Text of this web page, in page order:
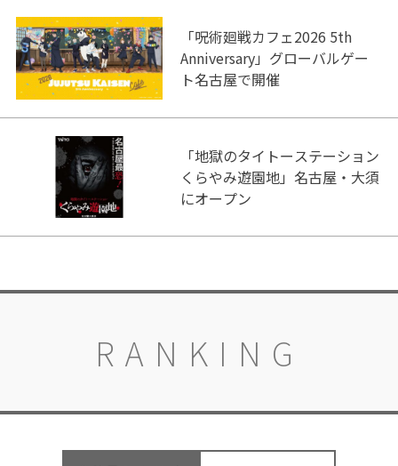
「呪術廻戦カフェ2026 5th
Anniversary」グローバルゲー
ト名古屋で開催
「地獄のタイトーステーション
くらやみ遊園地」名古屋・大須
にオープン
RANKING